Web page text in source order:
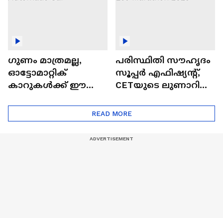
ഗുണം മാത്രമല്ല,
ഓട്ടോമാറ്റിക്
കാറുകൾക്ക് ഈ
പരിസ്ഥിതി സൗഹൃദം
സൂപ്പർ എഫിഷ്യന്റ്,
CETയുടെ ലുണാറിസ്
Eco Marathon 2025
READ MORE